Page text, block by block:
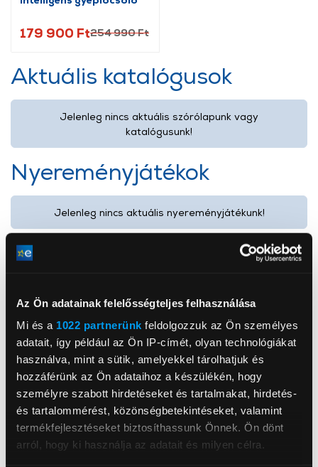
Az Ön adatainak felelősségteljes felhasználása
Mi és a 1022 partnerünk feldolgozzuk az Ön személyes
adatait, így például az Ön IP-címét, olyan technológiákat
használva, mint a sütik, amelyekkel tárolhatjuk és
hozzáférünk az Ön adataihoz a készülékén, hogy
személyre szabott hirdetéseket és tartalmakat, hirdetés-
és tartalommérést, közönségbetekintéseket, valamint
termékfejlesztéseket biztosíthassunk Önnek. Ön dönt
arról, hogy ki használja az adatait és milyen célra.
179 900 Ft254 990 Ft
Aktuális katalógusok
Jelenleg nincs aktuális szórólapunk vagy
katalógusunk!
Nyereményjátékok
Jelenleg nincs aktuális nyereményjátékunk!
Termékkategóriáink